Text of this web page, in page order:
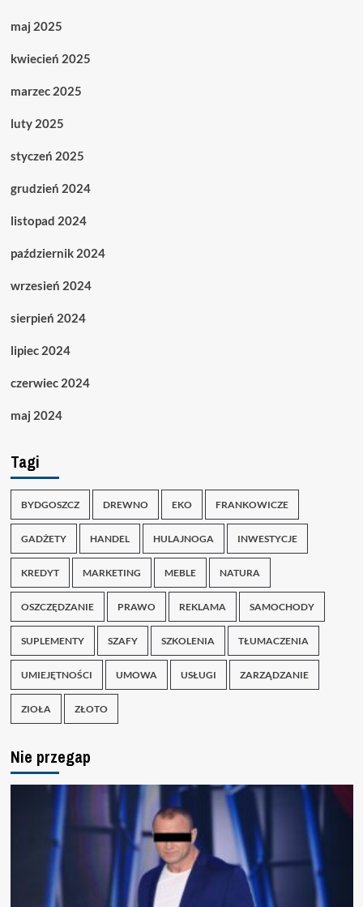
maj 2025
kwiecień 2025
marzec 2025
luty 2025
styczeń 2025
grudzień 2024
listopad 2024
październik 2024
wrzesień 2024
sierpień 2024
lipiec 2024
czerwiec 2024
maj 2024
Tagi
BYDGOSZCZ DREWNO EKO FRANKOWICZE
GADŻETY HANDEL HULAJNOGA INWESTYCJE
KREDYT MARKETING MEBLE NATURA
OSZCZĘDZANIE PRAWO REKLAMA SAMOCHODY
SUPLEMENTY SZAFY SZKOLENIA TŁUMACZENIA
UMIEJĘTNOŚCI UMOWA USŁUGI ZARZĄDZANIE
ZIOŁA ZŁOTO
Nie przegap